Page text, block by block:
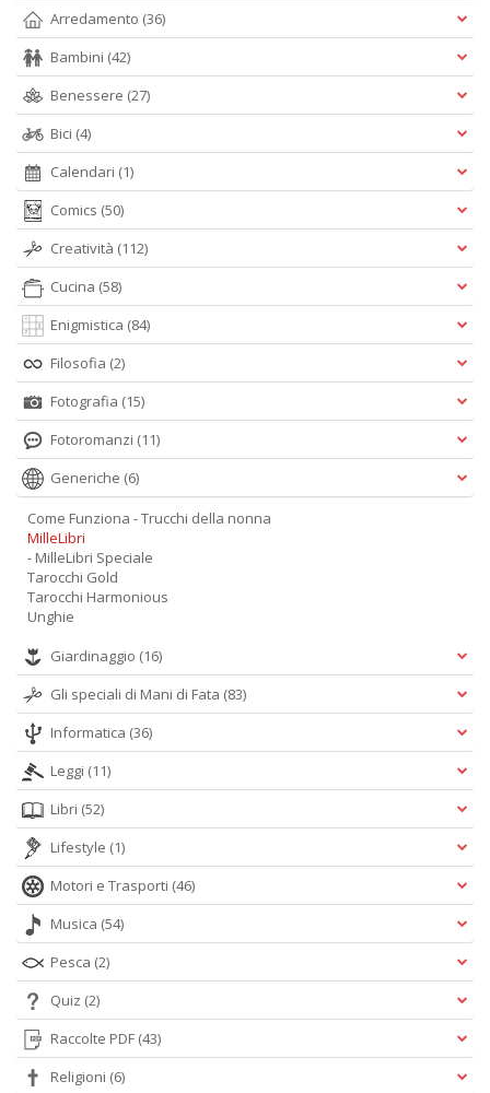
Arredamento (36)
Bambini (42)
Benessere (27)
Bici (4)
Calendari (1)
Comics (50)
Creatività (112)
Cucina (58)
Enigmistica (84)
Filosofia (2)
Fotografia (15)
Fotoromanzi (11)
Generiche (6)
Come Funziona - Trucchi della nonna
MilleLibri
- MilleLibri Speciale
Tarocchi Gold
Tarocchi Harmonious
Unghie
Giardinaggio (16)
Gli speciali di Mani di Fata (83)
Informatica (36)
Leggi (11)
Libri (52)
Lifestyle (1)
Motori e Trasporti (46)
Musica (54)
Pesca (2)
Quiz (2)
Raccolte PDF (43)
Religioni (6)